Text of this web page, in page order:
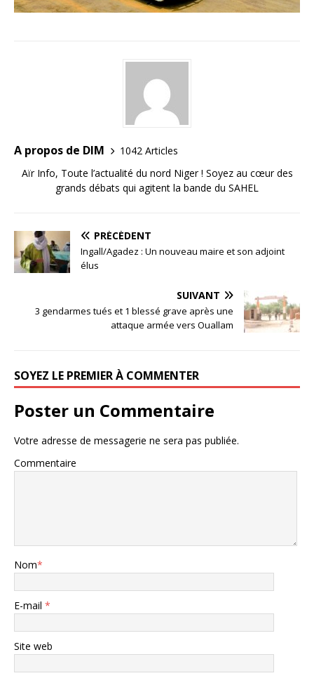
A propos de DIM
1042 Articles
Aïr Info, Toute l’actualité du nord Niger ! Soyez au cœur des
grands débats qui agitent la bande du SAHEL
PRÉCÉDENT
Ingall/Agadez : Un nouveau maire et son adjoint
élus
SUIVANT
3 gendarmes tués et 1 blessé grave après une
attaque armée vers Ouallam
SOYEZ LE PREMIER À COMMENTER
Poster un Commentaire
Votre adresse de messagerie ne sera pas publiée.
Commentaire
Nom*
E-mail *
Site web